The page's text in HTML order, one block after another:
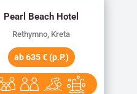
Pearl Beach Hotel
Rethymno, Kreta
ab 635 € (p.P.)